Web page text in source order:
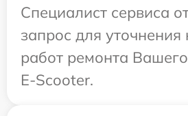
Специалист сервиса
запрос для
работ ремонта
E-Scooter.